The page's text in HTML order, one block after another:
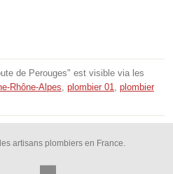
de Perouges" est visible via les
Rhône-Alpes, plombier 01, plombier
artisans plombiers en France.